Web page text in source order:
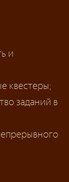
и
квестеры;
заданий в